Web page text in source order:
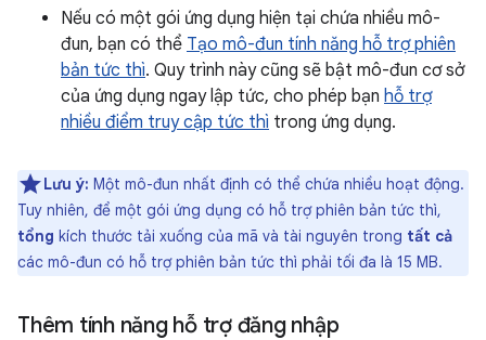
Nếu có một gói ứng dụng hiện tại chứa nhiều mô-
đun, bạn có thể Tạo mô-đun tính năng hỗ trợ phiên
bản tức thì. Quy trình này cũng sẽ bật mô-đun cơ sở
của ứng dụng ngay lập tức, cho phép bạn hỗ trợ
nhiều điểm truy cập tức thì trong ứng dụng.
Lưu ý: Một mô-đun nhất định có thể chứa nhiều hoạt động.
Tuy nhiên, để một gói ứng dụng có hỗ trợ phiên bản tức thì,
tổng kích thước tải xuống của mã và tài nguyên trong tất cả
các mô-đun có hỗ trợ phiên bản tức thì phải tối đa là 15 MB.
Thêm tính năng hỗ trợ đăng nhập